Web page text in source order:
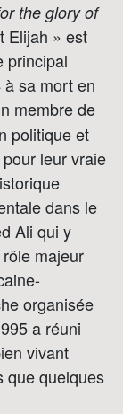
the glory of
Elijah » est
principal
à sa mort en
membre de
politique et
leur vraie
dans le
Ali qui y
majeur
organisée
a réuni
vivant
que quelques